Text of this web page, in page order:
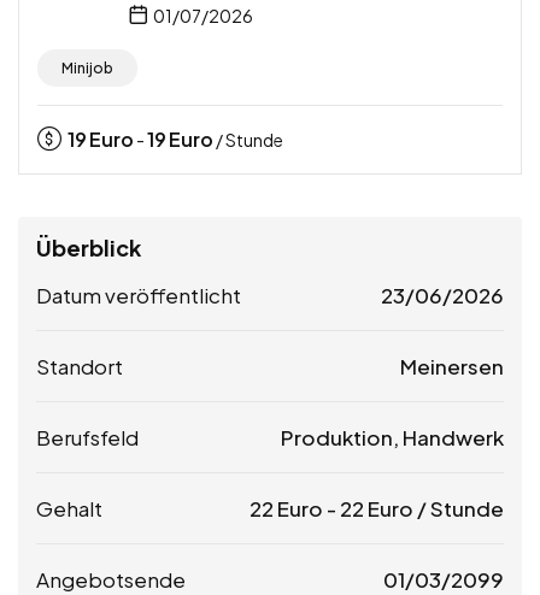
01/07/2026
Minijob
19Euro -19Euro / Stunde
Überblick
Datum veröffentlicht 23/06/2026
Standort Meinersen
Berufsfeld Produktion, Handwerk
Gehalt 22 Euro - 22 Euro / Stunde
Angebotsende 01/03/2099